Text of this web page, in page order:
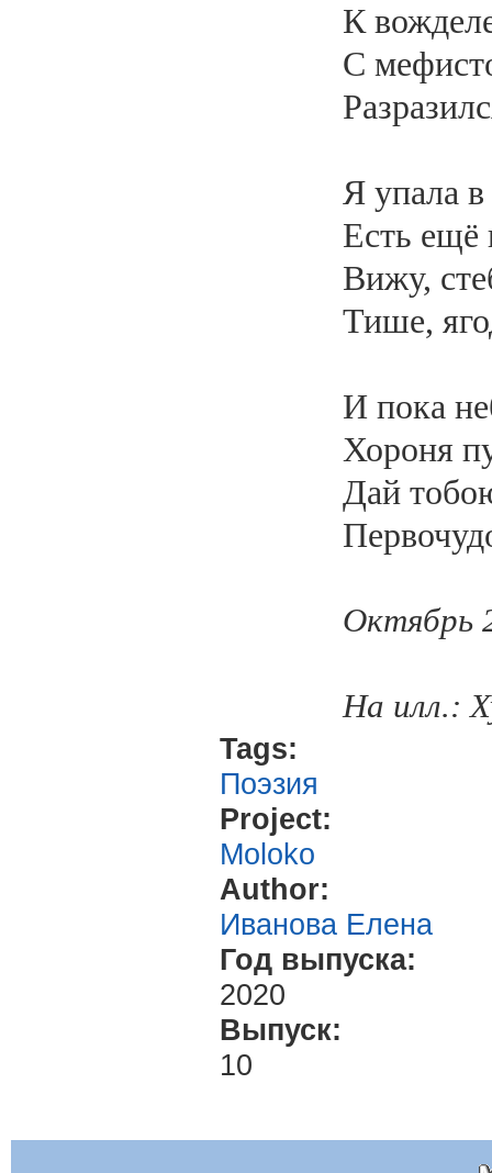
К
С
Я упала
Есть ещё
Вижу,
Тише,
И пока
Хороня
Дай
Октябрь
На илл.:
Tags:
Поэзия
Project:
Moloko
Author:
Иванова Елена
Год выпуска:
2020
Выпуск:
10